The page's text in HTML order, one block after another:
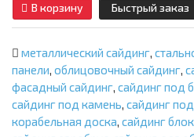
В корзину Быстрый заказ
металлический сайдинг,
панели, облицовочный сайдинг,
фасадный сайдинг, сайдинг под
сайдинг под камень, сайдинг
корабельная доска, сайдинг